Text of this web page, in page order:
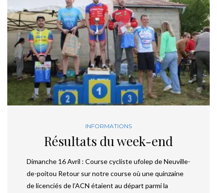
INFORMATIONS
Résultats du week-end
Dimanche 16 Avril : Course cycliste ufolep de Neuville-
de-poitou Retour sur notre course où une quinzaine
de licenciés de l’ACN étaient au départ parmi la